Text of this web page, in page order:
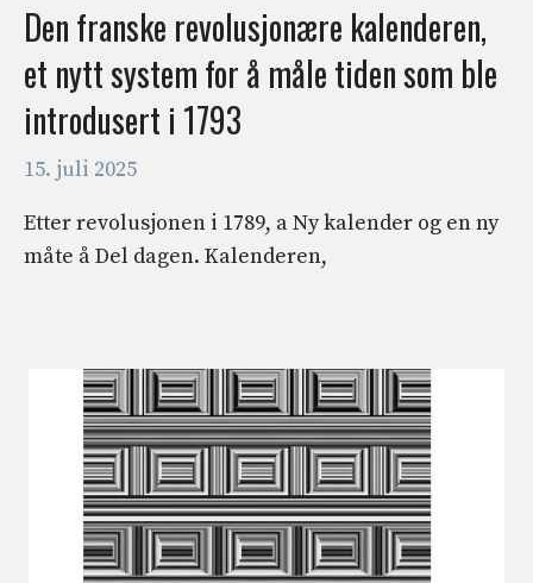
Den franske revolusjonære kalenderen,
et nytt system for å måle tiden som ble
introdusert i 1793
15. juli 2025
Etter revolusjonen i 1789, a Ny kalender og en ny
måte å Del dagen. Kalenderen,